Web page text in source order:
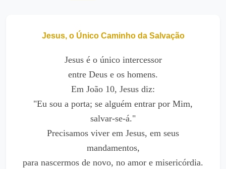
Jesus, o Único Caminho da Salvação
Jesus é o único intercessor
entre Deus e os homens.
Em João 10, Jesus diz:
"Eu sou a porta; se alguém entrar por Mim,
salvar-se-á."
Precisamos viver em Jesus, em seus
mandamentos,
para nascermos de novo, no amor e misericórdia.